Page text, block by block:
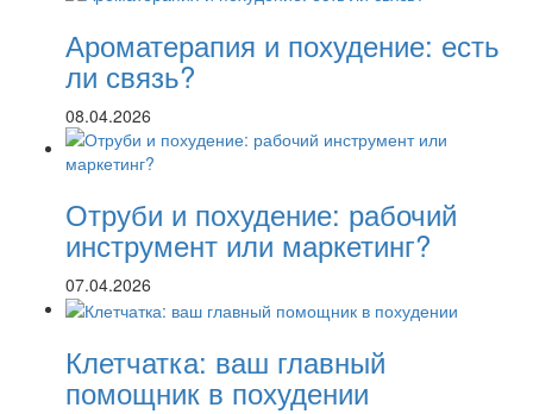
Ароматерапия и похудение: есть
ли связь?
08.04.2026
Отруби и похудение: рабочий
инструмент или маркетинг?
07.04.2026
Клетчатка: ваш главный
помощник в похудении